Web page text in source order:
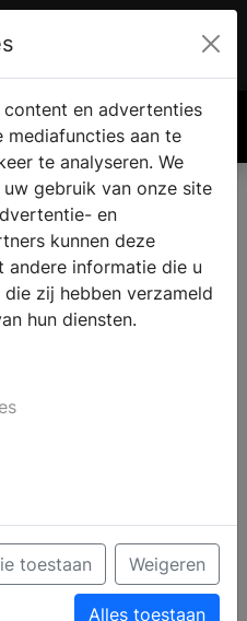
€ 0.00
zijn
van de meest favoriete
en advertenties
mediafuncties aan te
te analyseren. We
gebruik van onze site
en
kunnen deze
andere informatie die u
zij hebben verzameld
hun diensten.
toestaan Weigeren
Alles toestaan